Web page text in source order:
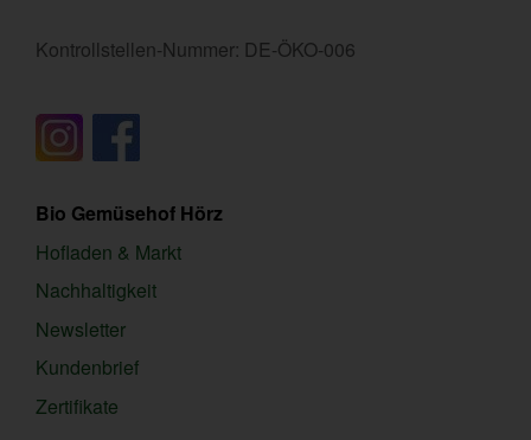
Kontrollstellen-Nummer: DE-ÖKO-006
Bio Gemüsehof Hörz
Hofladen & Markt
Nachhaltigkeit
Newsletter
Kundenbrief
Zertifikate